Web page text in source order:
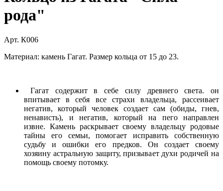
рода"
Арт. К006
Материал: камень Гагат. Размер кольца от 15 до 23.
Гагат содержит в себе силу древнего света. он
впитывает в себя все страхи владельца, рассеивает
негатив, который человек создает сам (обиды, гнев,
ненависть), и негатив, который на пего направлен
извне. Камень раскрывает своему владельцу родовые
тайны его семьи, помогает исправить собственную
судьбу и ошибки его предков. Он создает своему
хозяину астральную защиту, призывает духи родичей на
помощь своему потомку.